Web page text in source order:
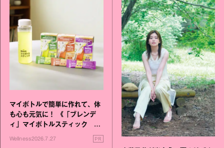
マイボトルで簡単に作れて、体
も心も元気に！ 《「ブレンデ
ィ」マイボトルスティック い
いこと毎日》シリーズが誕生
Wellness2026.7.27 PR